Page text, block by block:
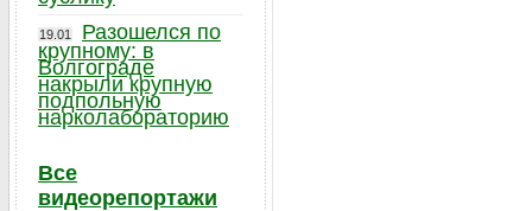
19.01
Разошелся по
крупному: в
Волгограде
накрыли крупную
подпольную
нарколабораторию
Все
видеорепортажи